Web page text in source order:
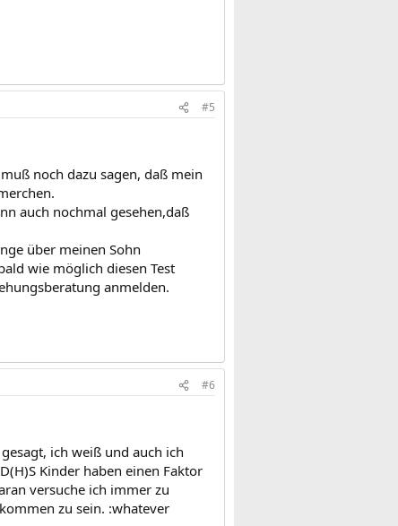
#5
noch dazu sagen, daß mein
auch nochmal gesehen,daß
über meinen Sohn
wie möglich diesen Test
anmelden.
#6
ich weiß und auch ich
Kinder haben einen Faktor
versuche ich immer zu
zu sein. :whatever